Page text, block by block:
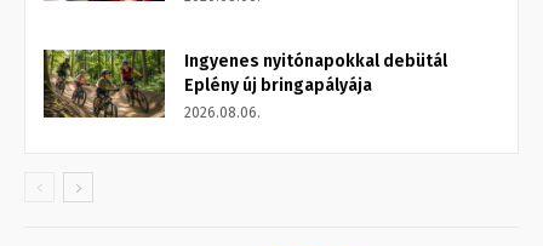
Ingyenes nyitónapokkal debütál
Eplény új bringapályája
2026.08.06.